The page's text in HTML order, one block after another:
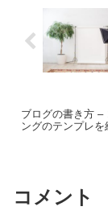
ブログの書き方 –
ングのテンプレを
コメント